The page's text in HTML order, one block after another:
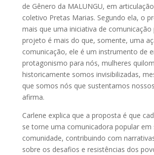
de Gênero da MALUNGU, em
coletivo Pretas Marias. Segundo ela, o
mais que uma iniciativa de comunicação
projeto é mais do que, somente, uma
comunicação, ele é um instrumento de
protagonismo para nós, mulheres
historicamente somos invisibilizadas,
que somos nós que sustentamos
afirma.
Carlene explica que a proposta é que
se torne uma comunicadora popular em
comunidade, contribuindo com
sobre os desafios e resistências dos